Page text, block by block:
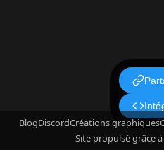
BlogDiscordCréations graphiques
Site propulsé grâce à